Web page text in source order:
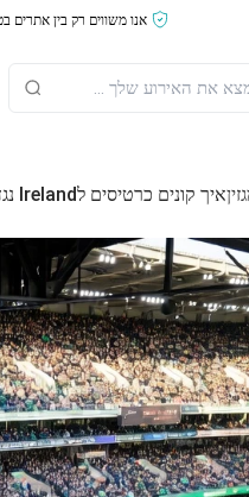
אנו משווים רק בין אתרים
איך קונים כרטיסים לIreland נגד Scotland ברוגבי - Six Nations